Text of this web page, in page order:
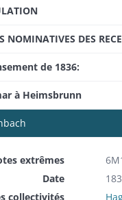
NOMINATIVES DES
de 1836:
à Heimsbrunn
extrêmes
Date
collectivités